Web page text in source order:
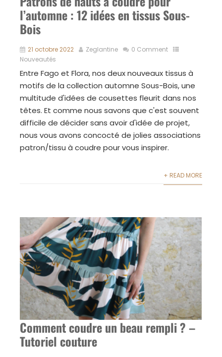
l’automne : 12 idées en tissus Sous-
Bois
21 octobre 2022 Zeglantine
0 Comment
Nouveautés
Entre Fago et Flora, nos deux nouveaux tissus à
motifs de la collection automne Sous-Bois, une
multitude d'idées de cousettes fleurit dans nos
têtes. Et comme nous savons que c'est souvent
difficile de décider sans avoir d'idée de projet,
nous vous avons concocté de jolies associations
patron/tissu à coudre pour vous inspirer.
+ READ MORE
Comment coudre un beau rempli ? –
Tutoriel couture